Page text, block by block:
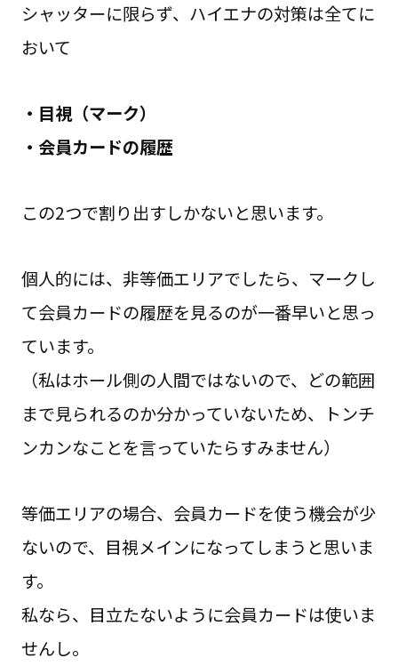
シャッターに限らず、ハイエナの対策は全てに
おいて
・目視（マーク）
・会員カードの履歴
この2つで割り出すしかないと思います。
個人的には、非等価エリアでしたら、マークし
て会員カードの履歴を見るのが一番早いと思っ
ています。
（私はホール側の人間ではないので、どの範囲
まで見られるのか分かっていないため、トンチ
ンカンなことを言っていたらすみません）
等価エリアの場合、会員カードを使う機会が少
ないので、目視メインになってしまうと思いま
す。
私なら、目立たないように会員カードは使いま
せんし。